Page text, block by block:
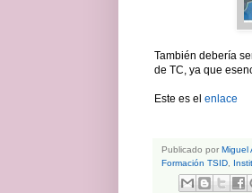
También debería
de TC, ya que
Este es el enlace
Publicado por Miguel
Formación TSID